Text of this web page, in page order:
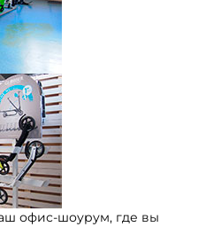
офис-шоурум, где вы